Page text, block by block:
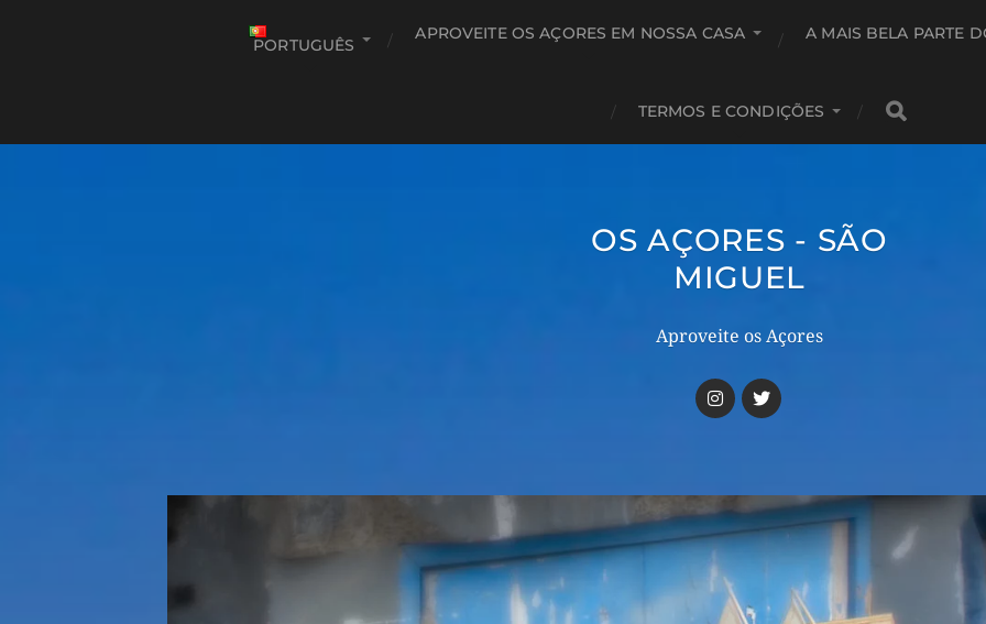
PORTUGUÊS
APROVEITE OS AÇORES EM NOSSA CASA A MAIS BELA PARTE
TERMOS E CONDIÇÕES
OS AÇORES - SÃO
MIGUEL
Aproveite os Açores